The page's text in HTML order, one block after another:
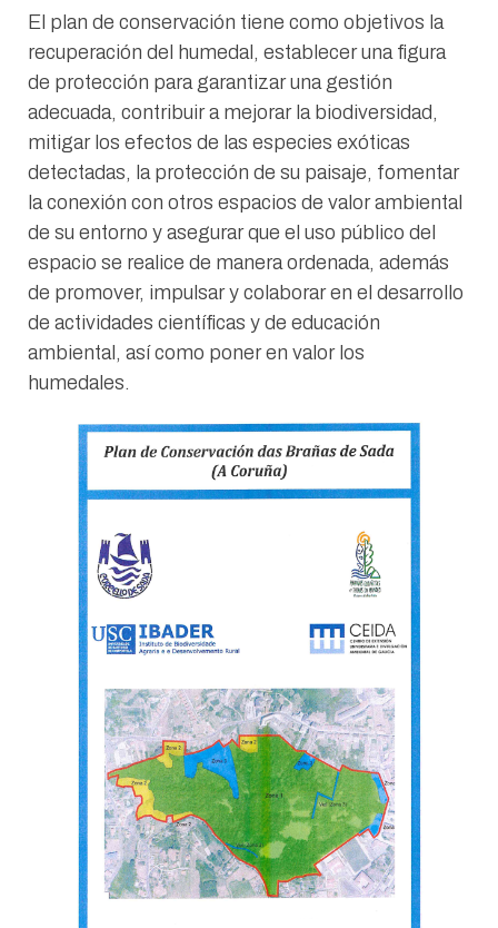
El plan de conservación tiene como objetivos la
recuperación del humedal, establecer una figura
de protección para garantizar una gestión
adecuada, contribuir a mejorar la biodiversidad,
mitigar los efectos de las especies exóticas
detectadas, la protección de su paisaje, fomentar
la conexión con otros espacios de valor ambiental
de su entorno y asegurar que el uso público del
espacio se realice de manera ordenada, además
de promover, impulsar y colaborar en el desarrollo
de actividades científicas y de educación
ambiental, así como poner en valor los
humedales.